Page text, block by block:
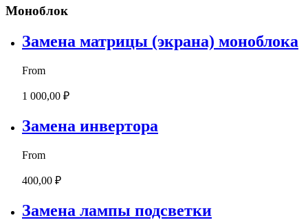
Моноблок
Замена матрицы (экрана) моноблока
From
1 000,00 ₽
Замена инвертора
From
400,00 ₽
Замена лампы подсветки